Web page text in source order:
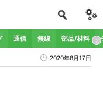
通信 無線 部品/材料
2020年8月17日